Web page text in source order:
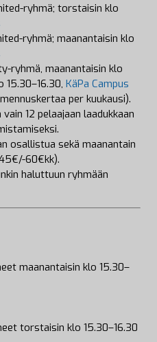
ryhmä; torstaisin klo
ryhmä; maanantaisin klo
ryhmä, maanantaisin klo
15.30–16.30, KäPa Campus
per kuukausi).
12 pelaajaan laadukkaan
osallistua sekä maanantain
60€kk).
haluttuun ryhmään
maanantaisin klo 15.30–
torstaisin klo 15.30–16.30